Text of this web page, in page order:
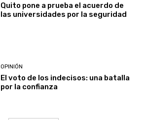
Quito pone a prueba el acuerdo de
las universidades por la seguridad
OPINIÓN
El voto de los indecisos: una batalla
por la confianza